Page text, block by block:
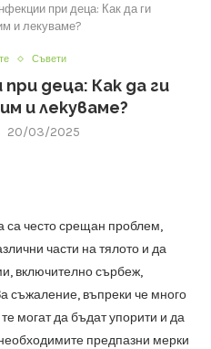
при деца: Как да ги
и лекуваме?
Съвети
деца: Как да ги
и лекуваме?
20/03/2025
са често срещан проблем,
части на тялото и да
включително сърбеж,
съжаление, въпреки че много
могат да бъдат упорити и да
предпазни мерки